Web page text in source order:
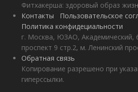
Фитхакерша: здоровый образ
Контакты
Пользовательское
Политика конфидециальности
г. Москва, ЮЗАО, Академический,
проспект 9 стр.2, м. Ленинский
Обратная связь
Копирование разрешено при
гиперссылки.